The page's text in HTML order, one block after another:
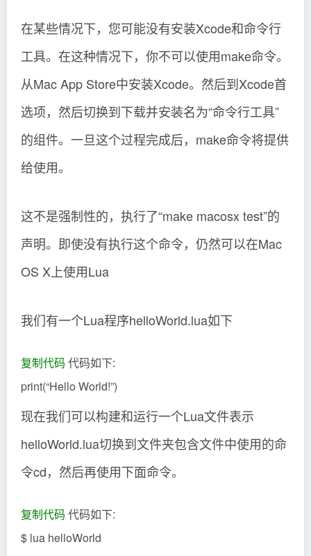
在某些情况下，您可能没有安装Xcode和命令行
工具。在这种情况下，你不可以使用make命令。
从Mac App Store中安装Xcode。然后到Xcode首
选项，然后切换到下载并安装名为“命令行工具”
的组件。一旦这个过程完成后，make命令将提供
给使用。
这不是强制性的，执行了“make macosx test”的
声明。即使没有执行这个命令，仍然可以在Mac
OS X上使用Lua
我们有一个Lua程序helloWorld.lua如下
复制代码 代码如下:
print(“Hello World!”)
现在我们可以构建和运行一个Lua文件表示
helloWorld.lua切换到文件夹包含文件中使用的命
令cd，然后再使用下面命令。
复制代码 代码如下:
$ lua helloWorld